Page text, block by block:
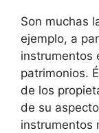
Son muchas
ejemplo, a
instrumentos
patrimonios.
de los
de su
instrumentos